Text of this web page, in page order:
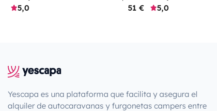
5,0
51 €
5,0
Yescapa es una plataforma que facilita y asegura el
alquiler de autocaravanas y furgonetas campers entre